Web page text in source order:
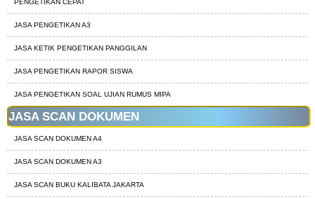
PENGETIKAN CEPAT
JASA PENGETIKAN A3
JASA KETIK PENGETIKAN PANGGILAN
JASA PENGETIKAN RAPOR SISWA
JASA PENGETIKAN SOAL UJIAN RUMUS MIPA
JASA SCAN DOKUMEN
JASA SCAN DOKUMEN A4
JASA SCAN DOKUMEN A3
JASA SCAN BUKU KALIBATA JAKARTA